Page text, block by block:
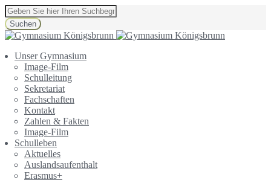
Suchen
Unser Gymnasium
Image-Film
Schulleitung
Sekretariat
Fachschaften
Kontakt
Zahlen & Fakten
Image-Film
Schulleben
Aktuelles
Auslandsaufenthalt
Erasmus+